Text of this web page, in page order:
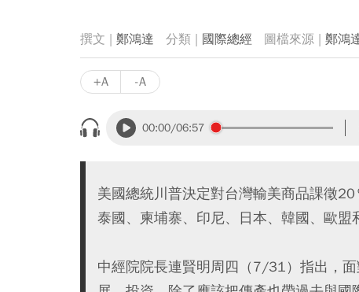
鄭鴻達 國際總經 鄭鴻
+A -A
00:00/06:57
美國總統川普決定對台灣輸美商品課徵
泰國、柬埔寨、印尼、日本、韓國、歐盟
中經院院長連賢明周四（7/31）指出，